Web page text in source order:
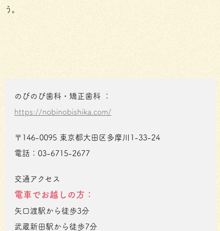
う。
のびのび歯科・矯正歯科 ：
https://nobinobishika.com/
〒146-0095 東京都大田区多摩川1-33-24
電話：03-6715-2677
交通アクセス
電車でお越しの方：
矢口渡駅から徒歩3分
武蔵新田駅から徒歩7分